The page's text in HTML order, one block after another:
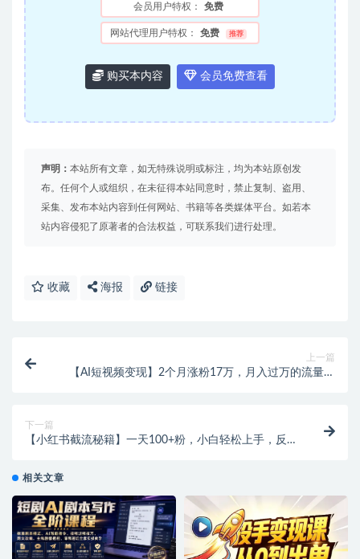
会员用户特权： 免费
网站代理用户特权： 免费 推荐
购买本内容 会员免费查看
声明： 本站所有文章，如无特殊说明或标注，均为本站原创发
布。任何个人或组织，在未征得本站同意时，禁止复制、盗用、
采集、发布本站内容到任何网站、书籍等各类媒体平台。如若本
站内容侵犯了原著者的合法权益，可联系我们进行处理。
收藏 海报 链接
上一篇
【AI短视频变现】2个月涨粉17万，月入过万的流量密
下一篇
【小红书截流秘籍】一天100+粉，小白轻松上手，反向
相关文章